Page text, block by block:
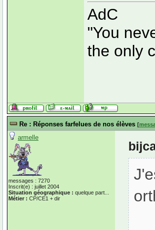
AdC
"You
the only
Re : Réponses farfelues de nos élèves [
armelle
messages : 7270
Inscrit(e) : juillet 2004
Situation géographique : quelque part...
Métier : CP/CE1 + dir